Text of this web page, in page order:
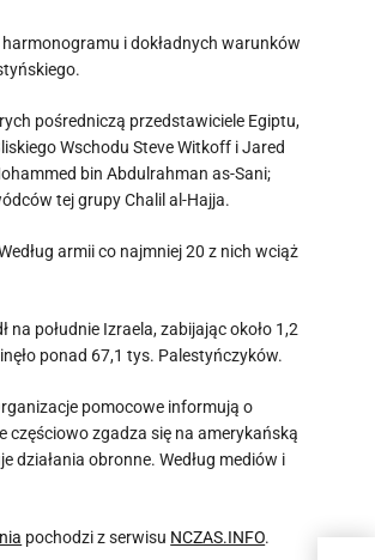
i dokładnych warunków
pośredniczą przedstawiciele Egiptu,
Wschodu Steve Witkoff i Jared
bin Abdulrahman as-Sani;
tej grupy Chalil al-Hajja.
armii co najmniej 20 z nich wciąż
południe Izraela, zabijając około 1,2
ponad 67,1 tys. Palestyńczyków.
pomocowe informują o
częściowo zgadza się na amerykańską
działania obronne. Według mediów i
pochodzi z serwisu NCZAS.INFO.